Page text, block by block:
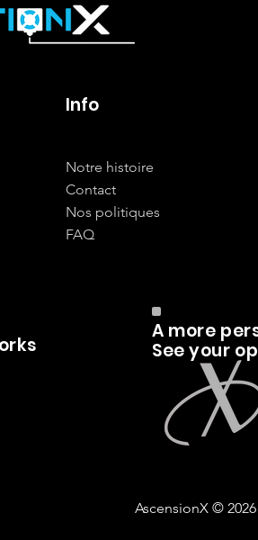
Info
Notre histoire
Contact
Nos politiques
FAQ
A more
See your
AscensionX © 2026